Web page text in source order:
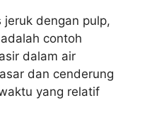
jeruk dengan pulp,
contoh
dalam air
dan cenderung
yang relatif